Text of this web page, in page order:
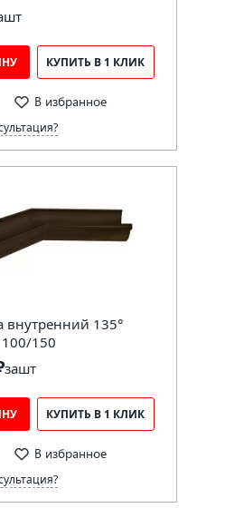
шт
КУПИТЬ В 1 КЛИК
В избранное
внутренний 135°
100/150
зашт
КУПИТЬ В 1 КЛИК
В избранное